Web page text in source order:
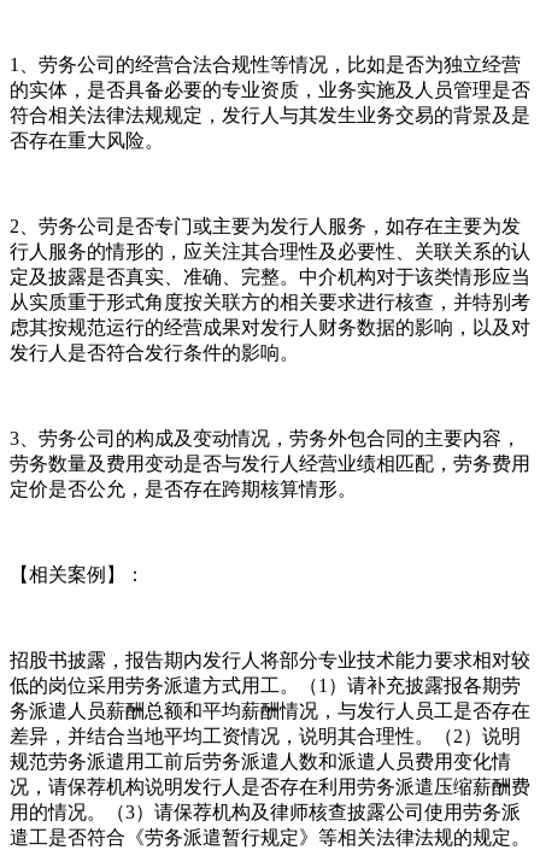
1、劳务公司的经营合法合规性等情况，比如是否为独立经营
的实体，是否具备必要的专业资质，业务实施及人员管理是否
符合相关法律法规规定，发行人与其发生业务交易的背景及是
否存在重大风险。
2、劳务公司是否专门或主要为发行人服务，如存在主要为发
行人服务的情形的，应关注其合理性及必要性、关联关系的认
定及披露是否真实、准确、完整。中介机构对于该类情形应当
从实质重于形式角度按关联方的相关要求进行核查，并特别考
虑其按规范运行的经营成果对发行人财务数据的影响，以及对
发行人是否符合发行条件的影响。
3、劳务公司的构成及变动情况，劳务外包合同的主要内容，
劳务数量及费用变动是否与发行人经营业绩相匹配，劳务费用
定价是否公允，是否存在跨期核算情形。
【相关案例】：
招股书披露，报告期内发行人将部分专业技术能力要求相对较
低的岗位采用劳务派遣方式用工。（1）请补充披露报各期劳
务派遣人员薪酬总额和平均薪酬情况，与发行人员工是否存在
差异，并结合当地平均工资情况，说明其合理性。（2）说明
规范劳务派遣用工前后劳务派遣人数和派遣人员费用变化情
况，请保荐机构说明发行人是否存在利用劳务派遣压缩薪酬费
用的情况。（3）请保荐机构及律师核查披露公司使用劳务派
遣工是否符合《劳务派遣暂行规定》等相关法律法规的规定。